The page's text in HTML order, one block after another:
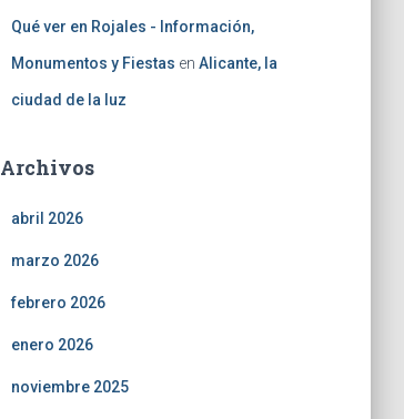
Qué ver en Rojales - Información,
Monumentos y Fiestas en Alicante, la
ciudad de la luz
Archivos
abril 2026
marzo 2026
febrero 2026
enero 2026
noviembre 2025